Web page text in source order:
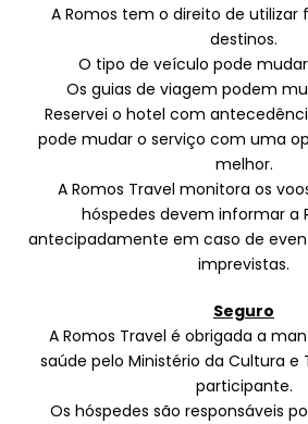
A Romos tem o direito de utilizar
destinos.
O tipo de veículo pode
Os guias de viagem podem
Reservei o hotel com
pode mudar o serviço com uma
melhor.
A Romos Travel monitora os
hóspedes devem informar a
antecipadamente em caso de
imprevistas.
Seguro
A Romos Travel é obrigada a
saúde pelo Ministério da Cultura e
participante.
Os hóspedes são responsáveis